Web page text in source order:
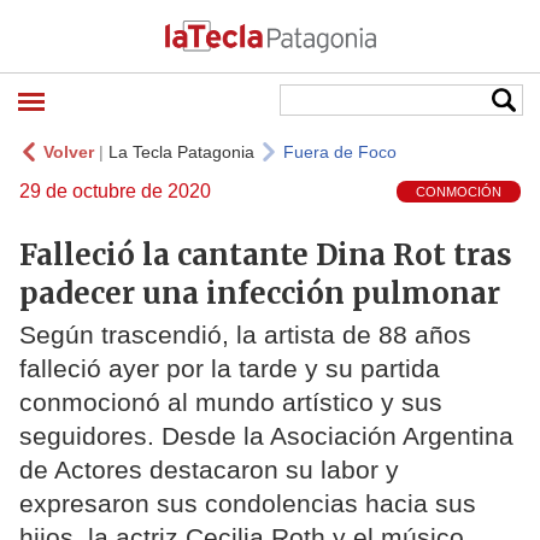
Volver| La Tecla Patagonia Fuera de Foco
29 de octubre de 2020 CONMOCIÓN
Falleció la cantante Dina Rot tras
padecer una infección pulmonar
Según trascendió, la artista de 88 años
falleció ayer por la tarde y su partida
conmocionó al mundo artístico y sus
seguidores. Desde la Asociación Argentina
de Actores destacaron su labor y
expresaron sus condolencias hacia sus